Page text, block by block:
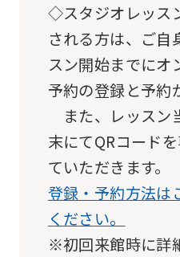
◇スタジオレッス
される方は、ご自
スン開始までにオ
予約の登録と予約
また、レッスン
末にてQRコード
ていただきます。
登録・予約方法は
ください。
※初回来館時に詳